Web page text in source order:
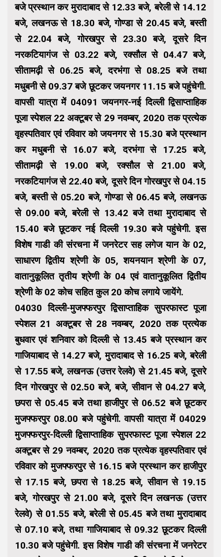
बजे प्रस्थान कर मुरादाबाद से 12.33 बजे, बरेली से 14.12
बजे, लखनऊ से 18.30 बजे, गोण्डा से 20.45 बजे, बस्ती
से 22.04 बजे, गोरखपुर से 23.30 बजे, दूसरे दिन
नरकटियागंज से 03.22 बजे, रक्सौल से 04.47 बजे,
सीतामढ़ी से 06.25 बजे, दरभंगा से 08.25 बजे तथा
मधुबनी से 09.37 बजे छूटकर जयनगर 11.15 बजे पहुंचेगी.
वापसी यात्रा में 04091 जयनगर-नई दिल्ली द्विसाप्ताहिक
पूजा स्पेशल 22 अक्टूबर से 29 नवम्बर, 2020 तक प्रत्येक
वृहस्पतिवार एवं रविवार को जयनगर से 15.30 बजे प्रस्थान
कर मधुबनी से 16.07 बजे, दरभंगा से 17.25 बजे,
सीतामढ़ी से 19.00 बजे, रक्सौल से 21.00 बजे,
नरकटियागंज से 22.40 बजे, दूसरे दिन गोरखपुर से 04.15
बजे, बस्ती से 05.20 बजे, गोण्डा से 06.45 बजे, लखनऊ
से 09.00 बजे, बरेली से 13.42 बजे तथा मुरादाबाद से
15.40 बजे छूटकर नई दिल्ली 19.30 बजे पहुंचेगी. इस
विशेष गाडी की संरचना में जनरेटर सह लगेज यान के 02,
साधारण द्वितीय श्रेणी के 05, शयनयान श्रेणी के 07,
वातानुकूलित तृतीय श्रेणी के 04 एवं वातानुकूलित द्वितीय
श्रेणी के 02 कोच सहित कुल 20 कोच लगाये जायेंगे.
04030 दिल्ली-मुजफ्फरपुर द्विसाप्ताहिक सुपरफास्ट पूजा
स्पेशल 21 अक्टूबर से 28 नवम्बर, 2020 तक प्रत्येक
बुधवार एवं शनिवार को दिल्ली से 13.45 बजे प्रस्थान कर
गाजियाबाद से 14.27 बजे, मुरादाबाद से 16.25 बजे, बरेली
से 17.55 बजे, लखनऊ (उत्तर रेलवे) से 21.45 बजे, दूसरे
दिन गोरखपुर से 02.50 बजे, बजे, सीवान से 04.27 बजे,
छपरा से 05.45 बजे तथा हाजीपुर से 06.52 बजे छूटकर
मुजफ्फरपुर 08.00 बजे पहुंचेगी. वापसी यात्रा में 04029
मुजफ्फरपुर-दिल्ली द्विसाप्ताहिक सुपरफास्ट पूजा स्पेशल 22
अक्टूबर से 29 नवम्बर, 2020 तक प्रत्येक वृहस्पतिवार एवं
रविवार को मुजफ्फरपुर से 16.15 बजे प्रस्थान कर हाजीपुर
से 17.15 बजे, छपरा से 18.25 बजे, सीवान से 19.15
बजे, गोरखपुर से 21.00 बजे, दूसरे दिन लखनऊ (उत्तर
रेलवे) से 01.55 बजे, बरेली से 05.45 बजे तथा मुरादाबाद
से 07.10 बजे, तथा गाजियाबाद से 09.32 छूटकर दिल्ली
10.30 बजे पहुंचेगी. इस विशेष गाडी की संरचना में जनरेटर